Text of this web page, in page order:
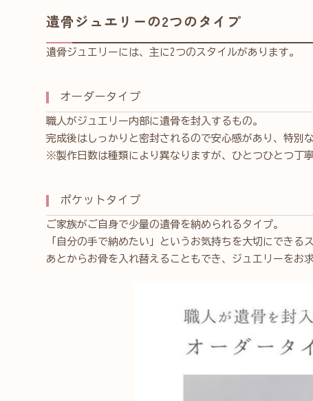
遺骨ジュエリーの2つのタイプ
遺骨ジュエリーには、主に2つのスタイルがあります。
オーダータイプ
職人がジュエリー内部に遺骨を封入するもの。
完成後はしっかりと密封されるので安心感があり、特別
※製作日数は種類により異なりますが、ひとつひとつ丁
ポケットタイプ
ご家族がご自身で少量の遺骨を納められるタイプ。
「自分の手で納めたい」というお気持ちを大切にできる
あとからお骨を入れ替えることもでき、ジュエリーをお